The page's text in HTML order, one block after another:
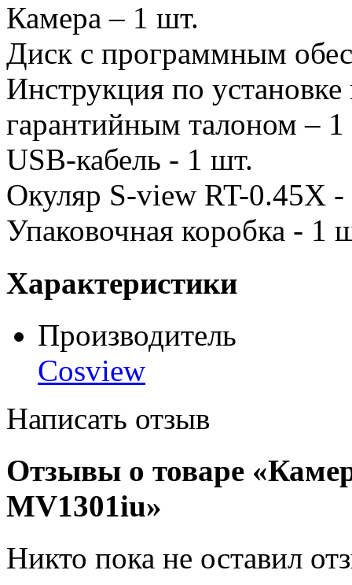
Камера – 1 шт.
Диск с программным
Инструкция по
гарантийным талоном –
USB-кабель - 1 шт.
Окуляр S-view RT-0.45X -
Упаковочная коробка - 1
Характеристики
Производитель
Cosview
Написать отзыв
Отзывы о товаре
MV1301iu»
Никто пока не оставил